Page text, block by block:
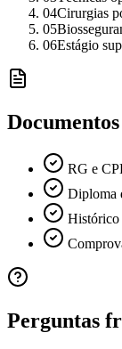
04Cirurgias
05
06Estágio
RG e
Diploma
Histórico
Perguntas